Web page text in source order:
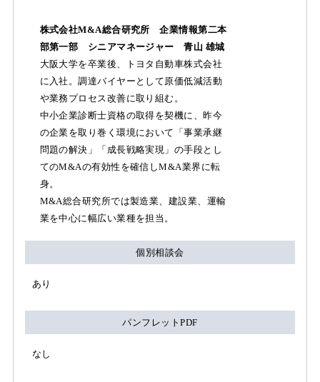
株式会社M&A総合研究所 企業情報第⼆本
部第⼀部 シニアマネージャー 青山 雄城
大阪大学を卒業後、トヨタ自動車株式会社
に入社。調達バイヤーとして原価低減活動
や業務プロセス改善に取り組む。
中小企業診断士資格の取得を契機に、昨今
の企業を取り巻く環境において「事業承継
問題の解決」「成長戦略実現」の手段とし
てのM&Aの有効性を確信しM&A業界に転
身。
M&A総合研究所では製造業、建設業、運輸
業を中心に幅広い業種を担当。
個別相談会
あり
パンフレットPDF
なし